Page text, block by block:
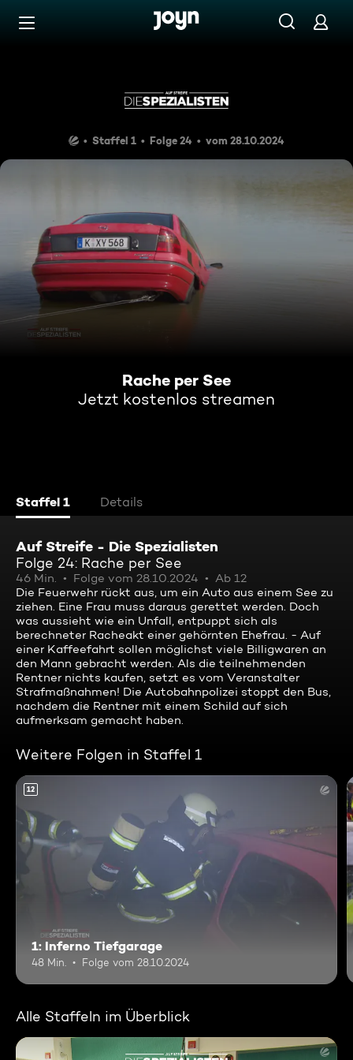
Zum Inhalt springen
Staffel 1 Folge 24 vom 28.10.2024
Rache per See
Jetzt kostenlos streamen
Staffel 1 Details
Auf Streife - Die Spezialisten
Folge 24: Rache per See
46 Min. Folge vom 28.10.2024
Ab 12
Die Feuerwehr rückt aus, um ein Auto aus einem See zu
ziehen. Eine Frau muss daraus gerettet werden. Doch
was aussieht wie ein Unfall, entpuppt sich als
berechneter Racheakt einer gehörnten Ehefrau. - Auf
einer Kaffeefahrt sollen möglichst viele Billigwaren an
den Mann gebracht werden. Als die teilnehmenden
Rentner nichts kaufen, setzt es vom Veranstalter
Strafmaßnahmen! Die Autobahnpolizei stoppt den Bus,
nachdem die Rentner mit einem Schild auf sich
aufmerksam gemacht haben.
Weitere Folgen in Staffel 1
12
1: Inferno Tiefgarage
48 Min. Folge vom 28.10.2024
Alle Staffeln im Überblick